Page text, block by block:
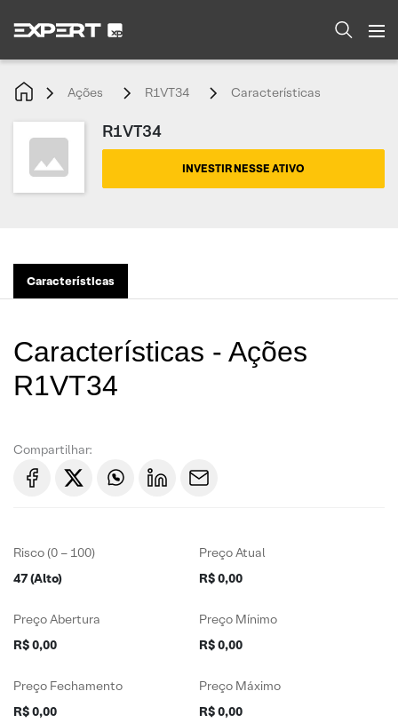
Ações R1VT34 Características
R1VT34
INVESTIR NESSE ATIVO
Características
Características - Ações
R1VT34
Compartilhar:
Risco (0 – 100)
47 (Alto)
Preço Atual
R$ 0,00
Preço Abertura
R$ 0,00
Preço Mínimo
R$ 0,00
Preço Fechamento
R$ 0,00
Preço Máximo
R$ 0,00